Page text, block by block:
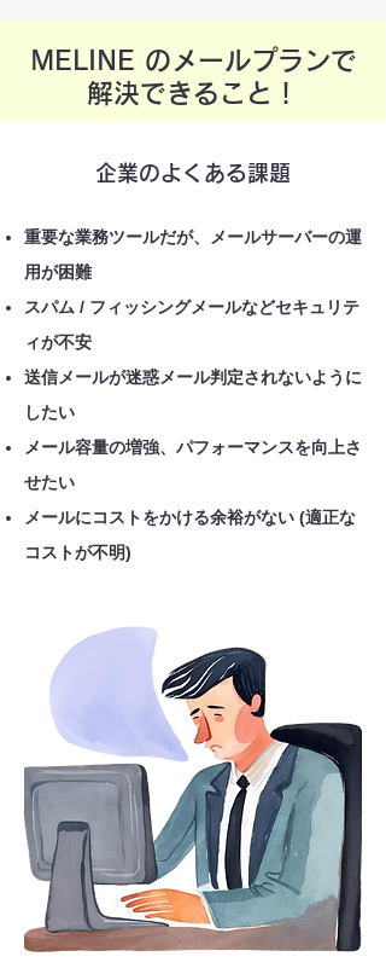
MELINE のメールプランで
解決できること！
企業のよくある課題
重要な業務ツールだが、メールサーバーの運
用が困難
スパム / フィッシングメールなどセキュリテ
ィが不安
送信メールが迷惑メール判定されないように
したい
メール容量の増強、パフォーマンスを向上さ
せたい
メールにコストをかける余裕がない (適正な
コストが不明)